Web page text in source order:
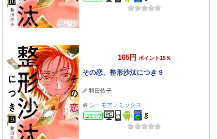
165円 ポイント15％
その恋、整形沙汰につき 9
和田依子
シーモアコミックス
コミック